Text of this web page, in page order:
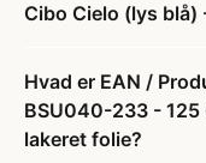
Cibo Cielo (lys blå)
Hvad er EAN /
BSU040-233 - 125
lakeret folie?